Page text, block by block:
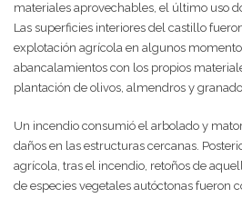
materiales aprovechables, el último uso
Las superficies interiores del castillo
explotación agrícola en algunos
abancalamientos con los propios
plantación de olivos, almendros y
Un incendio consumió el arbolado y
daños en las estructuras cercanas.
agrícola, tras el incendio, retoños de
de especies vegetales autóctonas fueron